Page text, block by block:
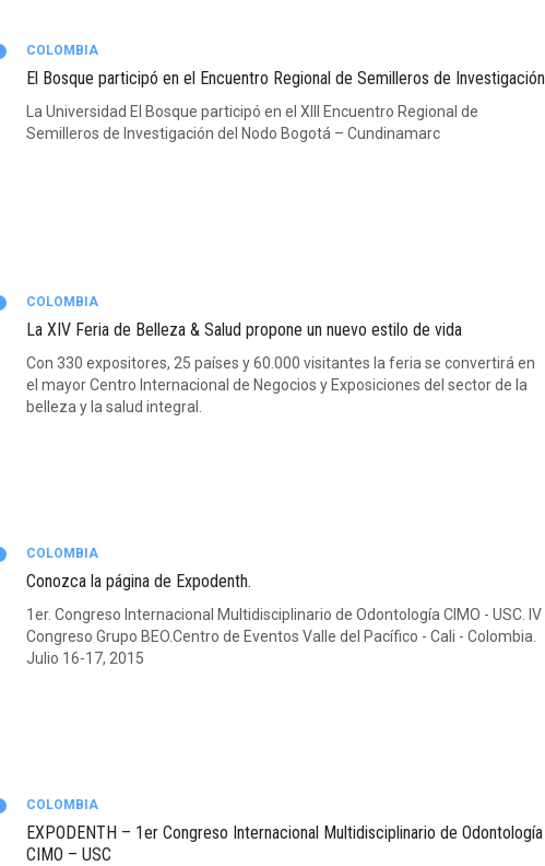
COLOMBIA
El Bosque participó en el Encuentro Regional de Semilleros de Investigación
La Universidad El Bosque participó en el XIII Encuentro Regional de
Semilleros de Investigación del Nodo Bogotá – Cundinamarc
COLOMBIA
La XIV Feria de Belleza & Salud propone un nuevo estilo de vida
Con 330 expositores, 25 países y 60.000 visitantes la feria se convertirá en
el mayor Centro Internacional de Negocios y Exposiciones del sector de la
belleza y la salud integral.
COLOMBIA
Conozca la página de Expodenth.
1er. Congreso Internacional Multidisciplinario de Odontología CIMO - USC. IV
Congreso Grupo BEO.Centro de Eventos Valle del Pacífico - Cali - Colombia.
Julio 16-17, 2015
COLOMBIA
EXPODENTH – 1er Congreso Internacional Multidisciplinario de Odontología
CIMO – USC